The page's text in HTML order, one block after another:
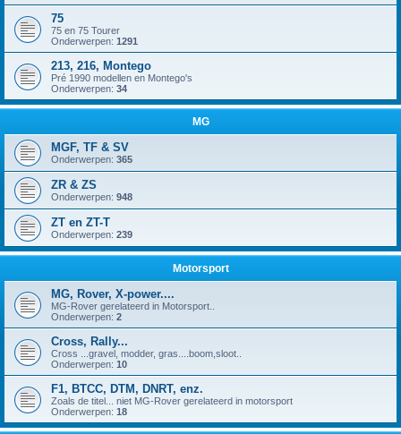
75
75 en 75 Tourer
Onderwerpen: 1291
213, 216, Montego
Pré 1990 modellen en Montego's
Onderwerpen: 34
MG
MGF, TF & SV
Onderwerpen: 365
ZR & ZS
Onderwerpen: 948
ZT en ZT-T
Onderwerpen: 239
Motorsport
MG, Rover, X-power....
MG-Rover gerelateerd in Motorsport..
Onderwerpen: 2
Cross, Rally...
Cross ...gravel, modder, gras....boom,sloot..
Onderwerpen: 10
F1, BTCC, DTM, DNRT, enz.
Zoals de titel... niet MG-Rover gerelateerd in motorsport
Onderwerpen: 18